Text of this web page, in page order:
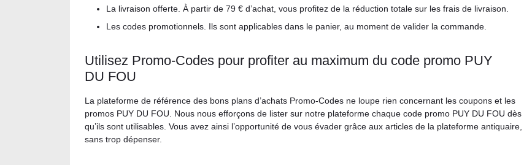
La livraison offerte. À partir de 79 € d’achat, vous profitez de la réduction totale sur les frais de livraison.
Les codes promotionnels. Ils sont applicables dans le panier, au moment de valider la commande.
Utilisez Promo-Codes pour profiter au maximum du code promo PUY
DU FOU
La plateforme de référence des bons plans d’achats Promo-Codes ne loupe rien concernant les coupons et les
promos PUY DU FOU. Nous nous efforçons de lister sur notre plateforme chaque code promo PUY DU FOU dès
qu’ils sont utilisables. Vous avez ainsi l’opportunité de vous évader grâce aux articles de la plateforme antiquaire,
sans trop dépenser.